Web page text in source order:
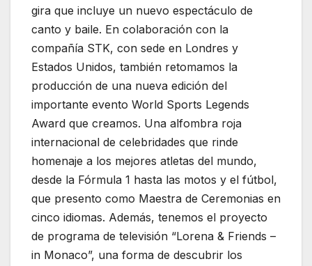
gira que incluye un nuevo espectáculo de
canto y baile. En colaboración con la
compañía STK, con sede en Londres y
Estados Unidos, también retomamos la
producción de una nueva edición del
importante evento World Sports Legends
Award que creamos. Una alfombra roja
internacional de celebridades que rinde
homenaje a los mejores atletas del mundo,
desde la Fórmula 1 hasta las motos y el fútbol, ​​
que presento como Maestra de Ceremonias en
cinco idiomas. Además, tenemos el proyecto
de programa de televisión “Lorena & Friends –
in Monaco”, una forma de descubrir los